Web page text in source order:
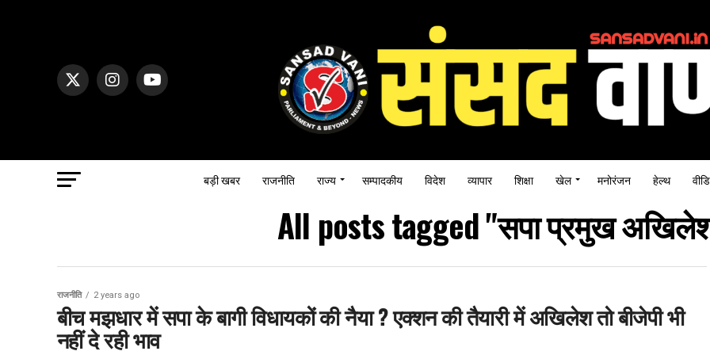
बड़ी खबर राजनीति राज्य सम्पादकीय विदेश व्यापार शिक्षा खेल मनोरंजन हेल्थ
All posts tagged "सपा प्रमुख
राजनीति 2 years ago
बीच मझधार में सपा के बागी विधायकों की नैया ? एक्शन की तैयारी में अखिलेश तो बीजेपी भी
नहीं दे रही भाव